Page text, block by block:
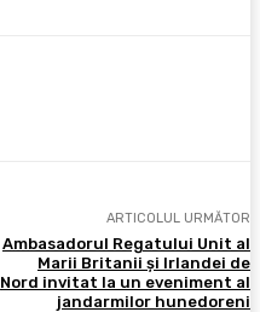
ARTICOLUL URMĂTOR
Ambasadorul Regatului Unit al
Marii Britanii şi Irlandei de
Nord invitat la un eveniment al
jandarmilor hunedoreni